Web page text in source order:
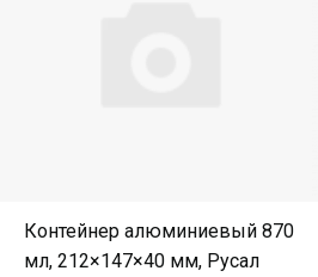
Контейнер алюминиевый 870
мл, 212×147×40 мм, Русал